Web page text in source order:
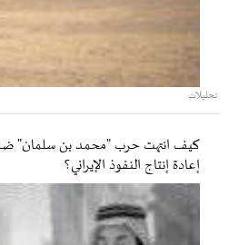
تحليلات
كيف انتهت حرب "محمد بن سلمان" ضد
إعادة إنتاج النفوذ الإيراني؟